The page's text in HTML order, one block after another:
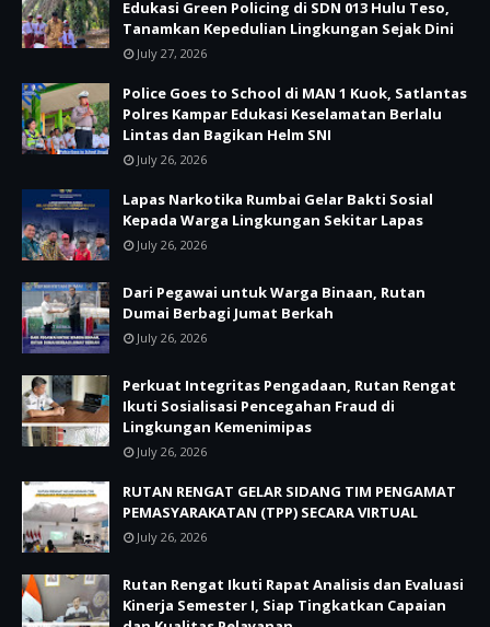
Edukasi Green Policing di SDN 013 Hulu Teso,
Tanamkan Kepedulian Lingkungan Sejak Dini
July 27, 2026
Police Goes to School di MAN 1 Kuok, Satlantas
Polres Kampar Edukasi Keselamatan Berlalu
Lintas dan Bagikan Helm SNI
July 26, 2026
Lapas Narkotika Rumbai Gelar Bakti Sosial
Kepada Warga Lingkungan Sekitar Lapas
July 26, 2026
Dari Pegawai untuk Warga Binaan, Rutan
Dumai Berbagi Jumat Berkah
July 26, 2026
Perkuat Integritas Pengadaan, Rutan Rengat
Ikuti Sosialisasi Pencegahan Fraud di
Lingkungan Kemenimipas
July 26, 2026
RUTAN RENGAT GELAR SIDANG TIM PENGAMAT
PEMASYARAKATAN (TPP) SECARA VIRTUAL
July 26, 2026
Rutan Rengat Ikuti Rapat Analisis dan Evaluasi
Kinerja Semester I, Siap Tingkatkan Capaian